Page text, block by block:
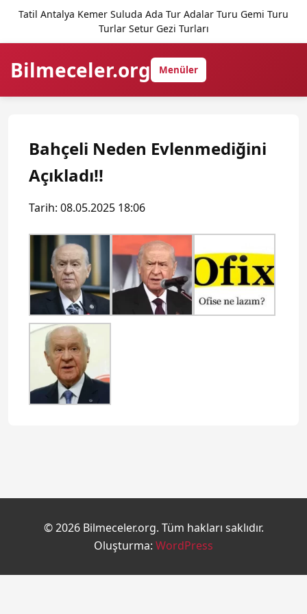
Tatil Antalya Kemer Suluda Ada Tur Adalar Turu Gemi Turu
Turlar Setur Gezi Turları
Bilmeceler.org Menüler
Bahçeli Neden Evlenmediğini
Açıkladı!!
Tarih: 08.05.2025 18:06
© 2026 Bilmeceler.org. Tüm hakları saklıdır.
Oluşturma: WordPress